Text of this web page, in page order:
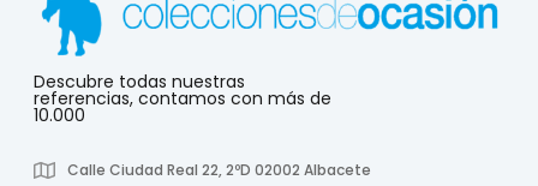
Descubre todas nuestras
referencias, contamos con más de
10.000
Calle Ciudad Real 22, 2ºD 02002 Albacete